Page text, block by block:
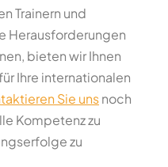
Trainern und
Herausforderungen
bieten wir Ihnen
Ihre internationalen
Sie unsnoch
Kompetenz zu
zu